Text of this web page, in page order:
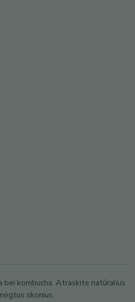
bei kombucha. Atraskite natūralius
skonius.